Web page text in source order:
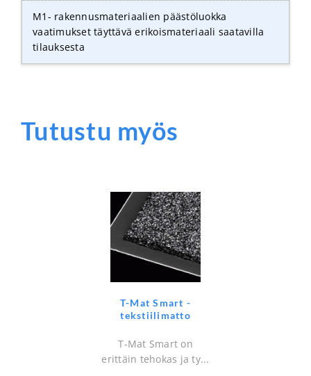
M1- rakennusmateriaalien päästöluokka
vaatimukset täyttävä erikoismateriaali saatavilla
tilauksesta
Tutustu myös
T-Mat Smart -
tekstiilimatto
T-Mat Smart on
erittäin tehokas ja ty...